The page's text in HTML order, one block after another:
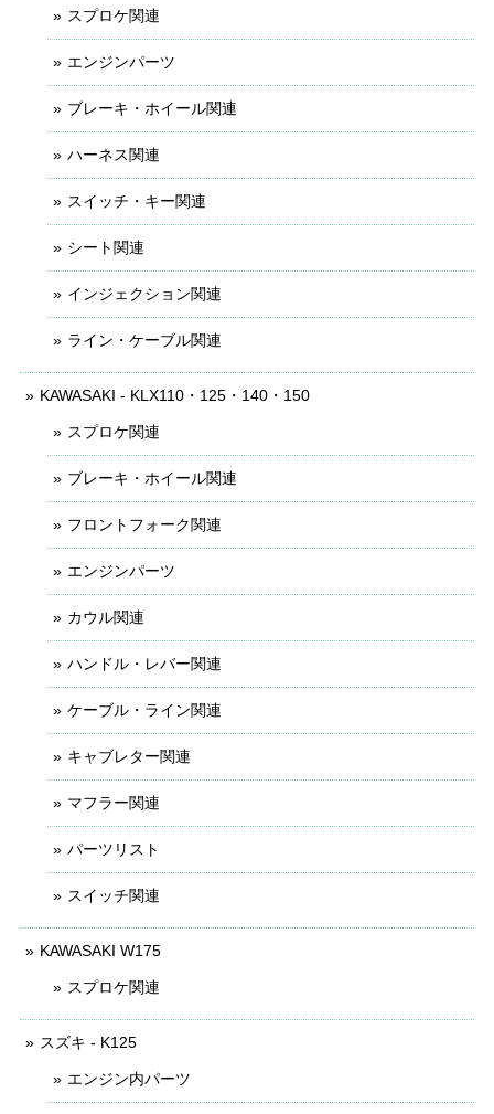
スプロケ関連
エンジンパーツ
ブレーキ・ホイール関連
ハーネス関連
スイッチ・キー関連
シート関連
インジェクション関連
ライン・ケーブル関連
KAWASAKI - KLX110・125・140・150
スプロケ関連
ブレーキ・ホイール関連
フロントフォーク関連
エンジンパーツ
カウル関連
ハンドル・レバー関連
ケーブル・ライン関連
キャブレター関連
マフラー関連
パーツリスト
スイッチ関連
KAWASAKI W175
スプロケ関連
スズキ - K125
エンジン内パーツ